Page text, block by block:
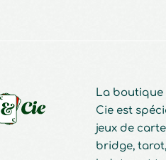
La boutique
Cie est
jeux de
bridge,